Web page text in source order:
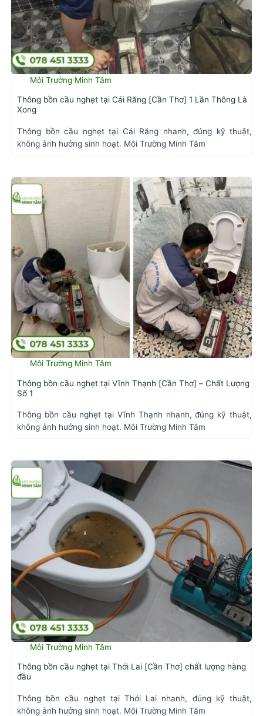
Môi Trường Minh Tâm
Thông bồn cầu nghẹt tại Cái Răng [Cần Thơ] 1 Lần Thông Là
Xong
Thông bồn cầu nghẹt tại Cái Răng nhanh, đúng kỹ thuật,
không ảnh hưởng sinh hoạt. Môi Trường Minh Tâm
Môi Trường Minh Tâm
Thông bồn cầu nghẹt tại Vĩnh Thạnh [Cần Thơ] – Chất Lượng
Số 1
Thông bồn cầu nghẹt tại Vĩnh Thạnh nhanh, đúng kỹ thuật,
không ảnh hưởng sinh hoạt. Môi Trường Minh Tâm
Môi Trường Minh Tâm
Thông bồn cầu nghẹt tại Thới Lai [Cần Thơ] chất lượng hàng
đầu
Thông bồn cầu nghẹt tại Thới Lai nhanh, đúng kỹ thuật,
không ảnh hưởng sinh hoạt. Môi Trường Minh Tâm